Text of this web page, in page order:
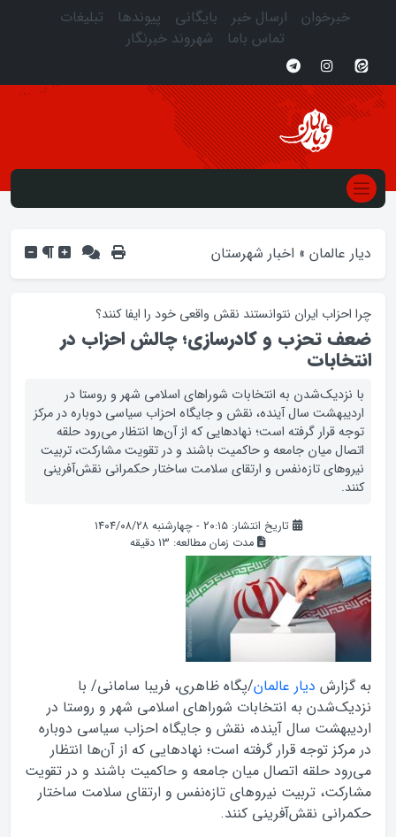
خبرخوان ارسال خبر بایگانی پیوندها
تبلیغات
تماس باما
شهروند خبرنگار
دیار عالمان » اخبار شهرستان
چرا احزاب ایران نتوانستند نقش واقعی خود را ایفا کنند؟
ضعف تحزب و کادرسازی؛ چالش احزاب در
انتخابات
با نزدیک‌شدن به انتخابات شوراهای اسلامی شهر و روستا در
اردیبهشت سال آینده، نقش و جایگاه احزاب سیاسی دوباره در مرکز
توجه قرار گرفته است؛ نهادهایی که از آن‌ها انتظار می‌رود حلقه
اتصال میان جامعه و حاکمیت باشند و در تقویت مشارکت، تربیت
نیروهای تازه‌نفس و ارتقای سلامت ساختار حکمرانی نقش‌آفرینی
کنند.
تاریخ انتشار: ۲۰:۱۵ - چهارشنبه ۱۴۰۴/۰۸/۲۸
مدت زمان مطالعه: 13 دقیقه
به گزارش دیار عالمان/پگاه ظاهری، فریبا سامانی/ با
نزدیک‌شدن به انتخابات شوراهای اسلامی شهر و روستا در
اردیبهشت سال آینده، نقش و جایگاه احزاب سیاسی دوباره
در مرکز توجه قرار گرفته است؛ نهادهایی که از آن‌ها انتظار
می‌رود حلقه اتصال میان جامعه و حاکمیت باشند و در تقویت
مشارکت، تربیت نیروهای تازه‌نفس و ارتقای سلامت ساختار
حکمرانی نقش‌آفرینی کنند.